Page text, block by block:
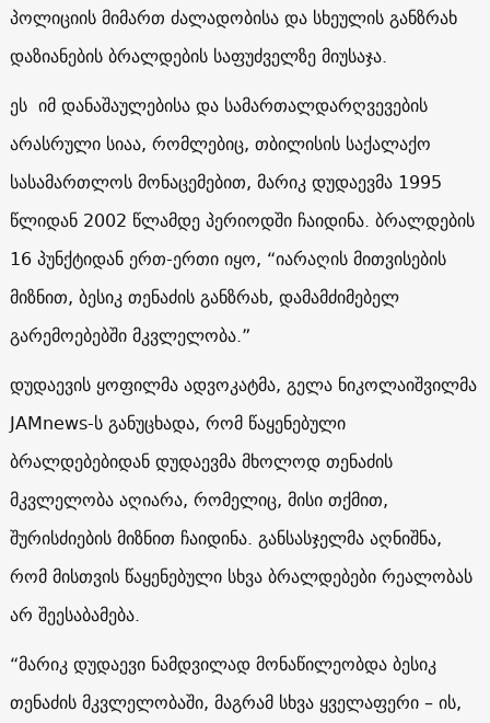
პოლიციის მიმართ ძალადობისა და სხეულის განზრახ
დაზიანების ბრალდების საფუძველზე მიუსაჯა.
ეს იმ დანაშაულებისა და სამართალდარღვევების
არასრული სიაა, რომლებიც, თბილისის საქალაქო
სასამართლოს მონაცემებით, მარიკ დუდაევმა 1995
წლიდან 2002 წლამდე პერიოდში ჩაიდინა. ბრალდების
16 პუნქტიდან ერთ-ერთი იყო, “იარაღის მითვისების
მიზნით, ბესიკ თენაძის განზრახ, დამამძიმებელ
გარემოებებში მკვლელობა.”
დუდაევის ყოფილმა ადვოკატმა, გელა ნიკოლაიშვილმა
JAMnews-ს განუცხადა, რომ წაყენებული
ბრალდებებიდან დუდაევმა მხოლოდ თენაძის
მკვლელობა აღიარა, რომელიც, მისი თქმით,
შურისძიების მიზნით ჩაიდინა. განსასჯელმა აღნიშნა,
რომ მისთვის წაყენებული სხვა ბრალდებები რეალობას
არ შეესაბამება.
“მარიკ დუდაევი ნამდვილად მონაწილეობდა ბესიკ
თენაძის მკვლელობაში, მაგრამ სხვა ყველაფერი – ის,